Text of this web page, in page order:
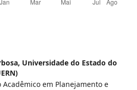
Universidade do Estado do
em Planejamento e